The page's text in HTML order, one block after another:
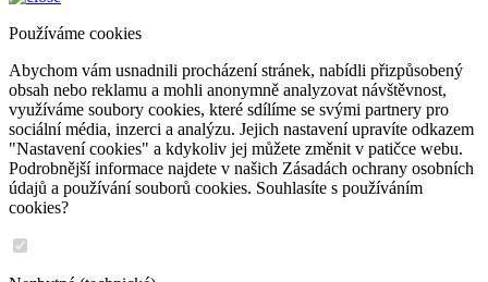
Používáme cookies
Abychom vám usnadnili procházení stránek, nabídli přizpůsobený
obsah nebo reklamu a mohli anonymně analyzovat návštěvnost,
využíváme soubory cookies, které sdílíme se svými partnery pro
sociální média, inzerci a analýzu. Jejich nastavení upravíte odkazem
"Nastavení cookies" a kdykoliv jej můžete změnit v patičce webu.
Podrobnější informace najdete v našich Zásadách ochrany osobních
údajů a používání souborů cookies. Souhlasíte s používáním
cookies?